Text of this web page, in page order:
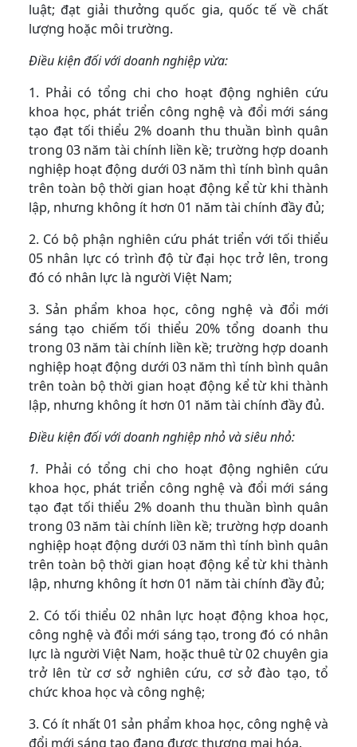
luật; đạt giải thưởng quốc gia, quốc tế về chất
lượng hoặc môi trường.
Điều kiện đối với doanh nghiệp vừa:
1. Phải có tổng chi cho hoạt động nghiên cứu
khoa học, phát triển công nghệ và đổi mới sáng
tạo đạt tối thiểu 2% doanh thu thuần bình quân
trong 03 năm tài chính liền kề; trường hợp doanh
nghiệp hoạt động dưới 03 năm thì tính bình quân
trên toàn bộ thời gian hoạt động kể từ khi thành
lập, nhưng không ít hơn 01 năm tài chính đầy đủ;
2. Có bộ phận nghiên cứu phát triển với tối thiểu
05 nhân lực có trình độ từ đại học trở lên, trong
đó có nhân lực là người Việt Nam;
3. Sản phẩm khoa học, công nghệ và đổi mới
sáng tạo chiếm tối thiểu 20% tổng doanh thu
trong 03 năm tài chính liền kề; trường hợp doanh
nghiệp hoạt động dưới 03 năm thì tính bình quân
trên toàn bộ thời gian hoạt động kể từ khi thành
lập, nhưng không ít hơn 01 năm tài chính đầy đủ.
Điều kiện đối với doanh nghiệp nhỏ và siêu nhỏ:
1. Phải có tổng chi cho hoạt động nghiên cứu
khoa học, phát triển công nghệ và đổi mới sáng
tạo đạt tối thiểu 2% doanh thu thuần bình quân
trong 03 năm tài chính liền kề; trường hợp doanh
nghiệp hoạt động dưới 03 năm thì tính bình quân
trên toàn bộ thời gian hoạt động kể từ khi thành
lập, nhưng không ít hơn 01 năm tài chính đầy đủ;
2. Có tối thiểu 02 nhân lực hoạt động khoa học,
công nghệ và đổi mới sáng tạo, trong đó có nhân
lực là người Việt Nam, hoặc thuê từ 02 chuyên gia
trở lên từ cơ sở nghiên cứu, cơ sở đào tạo, tổ
chức khoa học và công nghệ;
3. Có ít nhất 01 sản phẩm khoa học, công nghệ và
đổi mới sáng tạo đang được thương mại hóa.